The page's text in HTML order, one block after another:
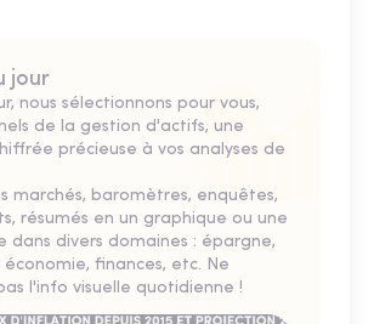
jour
nous sélectionnons pour vous,
de la gestion d'actifs, une
précieuse à vos analyses de
marchés, baromètres, enquêtes,
résumés en un graphique ou une
dans divers domaines : épargne,
économie, finances, etc. Ne
l'info visuelle quotidienne !